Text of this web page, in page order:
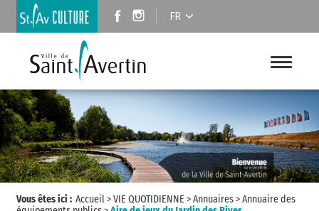
FR
Vous êtes ici : Accueil>VIE QUOTIDIENNE >Annuaires>Annuaire des